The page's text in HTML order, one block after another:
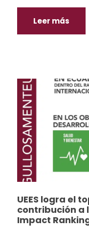
Leer más
UEES logra el
contribución a
Impact